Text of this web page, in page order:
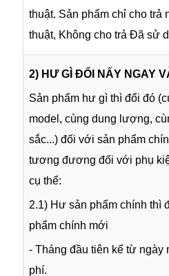
thuật. Sản phẩm chỉ cho trả
thuật, Không cho trả Đã sử
2) HƯ GÌ ĐỔI NẤY NGAY
Sản phẩm hư gì thì đổi đó
model, cùng dung lượng,
sắc...) đối với sản phẩm
tương đương đối với phụ
cụ thể:
2.1) Hư sản phẩm chính thì
phẩm chính mới
- Tháng đầu tiên kể từ ngày
phí.